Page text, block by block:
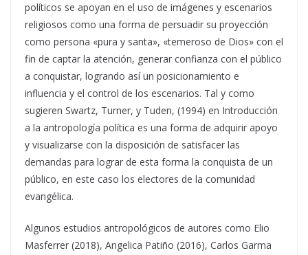
políticos se apoyan en el uso de imágenes y escenarios
religiosos como una forma de persuadir su proyección
como persona «pura y santa», «temeroso de Dios» con el
fin de captar la atención, generar confianza con el público
a conquistar, logrando así un posicionamiento e
influencia y el control de los escenarios. Tal y como
sugieren Swartz, Turner, y Tuden, (1994) en Introducción
a la antropología política es una forma de adquirir apoyo
y visualizarse con la disposición de satisfacer las
demandas para lograr de esta forma la conquista de un
público, en este caso los electores de la comunidad
evangélica.
Algunos estudios antropológicos de autores como Elio
Masferrer (2018), Angelica Patiño (2016), Carlos Garma